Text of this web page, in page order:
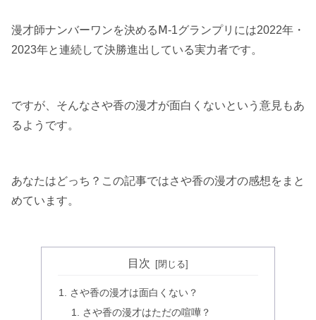
漫才師ナンバーワンを決めるⅯ-1グランプリには2022年・
2023年と連続して決勝進出している実力者です。
ですが、そんなさや香の漫才が面白くないという意見もあ
るようです。
あなたはどっち？この記事ではさや香の漫才の感想をまと
めています。
目次
さや香の漫才は面白くない？
さや香の漫才はただの喧嘩？